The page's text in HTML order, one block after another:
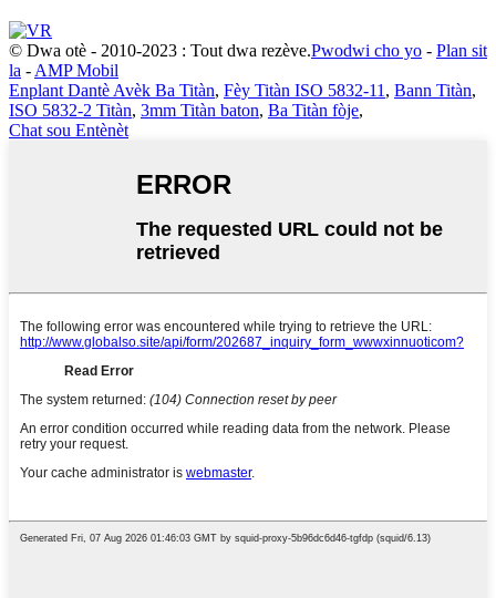
© Dwa otè - 2010-2023 : Tout dwa rezève.Pwodwi cho yo - Plan sit
la - AMP Mobil
Enplant Dantè Avèk Ba Titàn, Fèy Titàn ISO 5832-11 , Bann Titàn,
ISO 5832-2 Titàn, 3mm Titàn baton, Ba Titàn fòje,
Chat sou Entènèt